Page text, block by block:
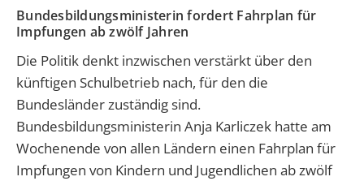
Bundesbildungsministerin fordert Fahrplan für
Impfungen ab zwölf Jahren
Die Politik denkt inzwischen verstärkt über den
künftigen Schulbetrieb nach, für den die
Bundesländer zuständig sind.
Bundesbildungsministerin Anja Karliczek hatte am
Wochenende von allen Ländern einen Fahrplan für
Impfungen von Kindern und Jugendlichen ab zwölf